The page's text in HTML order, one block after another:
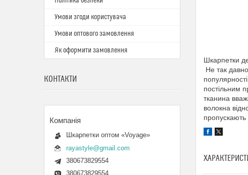
Шкарпетки
Не так
постільним
тканина
волокна
пропускають
Умови згоди користувача
Умови оптового замовлення
Як оформити замовлення
КОНТАКТИ
Шкарпетки оптом «Voyage»
rayastyle@gmail.com
380673829554
380673829554